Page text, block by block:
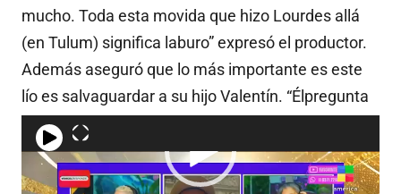
mucho. Toda esta movida que hizo Lourdes allá
(en Tulum) significa laburo” expresó el productor.
Además aseguró que lo más importante es este
lío es salvaguardar a su hijo Valentín. “Élpregunta
y te rompe un poco las pelotas”.